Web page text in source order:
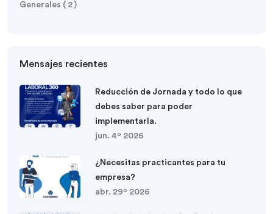
Generales ( 2 )
Mensajes recientes
Reducción de Jornada y todo lo que
debes saber para poder
implementarla.
jun. 4º 2026
¿Necesitas practicantes para tu
empresa?
abr. 29º 2026